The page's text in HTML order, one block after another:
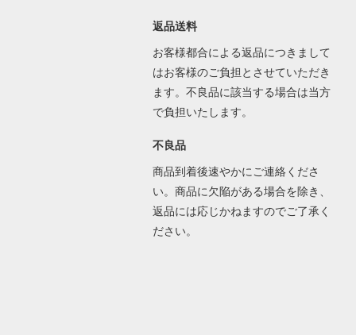
返品送料
お客様都合による返品につきまして
はお客様のご負担とさせていただき
ます。不良品に該当する場合は当方
で負担いたします。
不良品
商品到着後速やかにご連絡くださ
い。商品に欠陥がある場合を除き、
返品には応じかねますのでご了承く
ださい。